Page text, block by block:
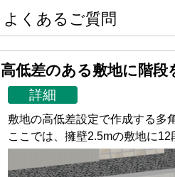
よくあるご質問
高低差のある敷地に階段
詳細
敷地の高低差設定で作成する多
ここでは、擁壁2.5mの敷地に